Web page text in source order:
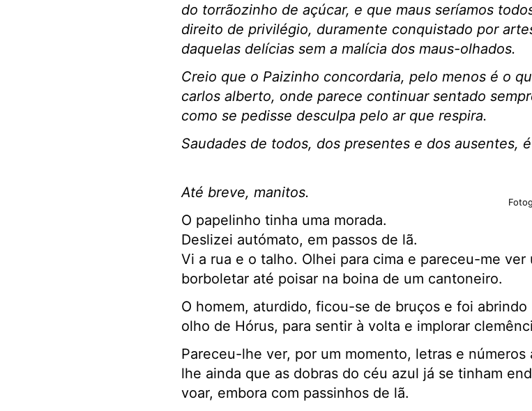
do torrãozinho de açúcar, e que maus seríamos
direito de privilégio, duramente conquistado por
daquelas delícias sem a malícia dos maus-olhados.
Creio que o Paizinho concordaria, pelo menos é o
carlos alberto, onde parece continuar sentado
como se pedisse desculpa pelo ar que respira.
Saudades de todos, dos presentes e dos ausentes,
Até breve, manitos.
O papelinho tinha uma morada.
Deslizei autómato, em passos de lã.
Vi a rua e o talho. Olhei para cima e pareceu-me ver
borboletar até poisar na boina de um cantoneiro.
O homem, aturdido, ficou-se de bruços e foi
olho de Hórus, para sentir à volta e implorar
Pareceu-lhe ver, por um momento, letras e
lhe ainda que as dobras do céu azul já se tinham
voar, embora com passinhos de lã.